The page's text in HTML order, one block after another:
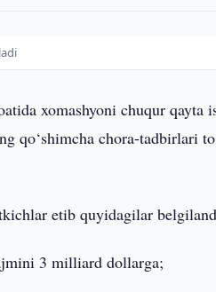
xomashyoni chuqur qayta
qo‘shimcha chora-tadbirlari
etib quyidagilar
3 milliard dollarga;